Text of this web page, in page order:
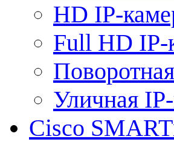
HD IP-
Full HD IP-
Уличная
Cisco